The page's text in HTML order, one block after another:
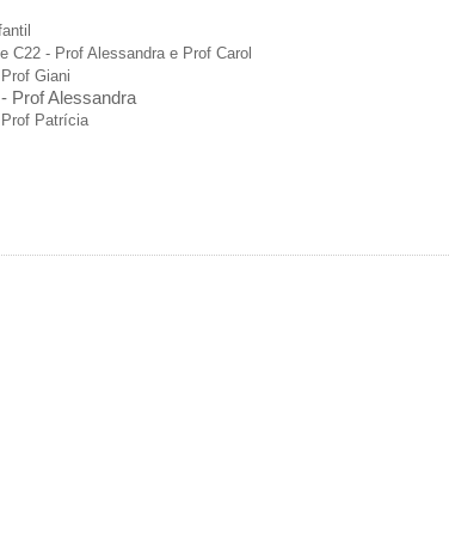
C22 - Prof Alessandra e Prof Carol
Giani
Prof Alessandra
Patrícia